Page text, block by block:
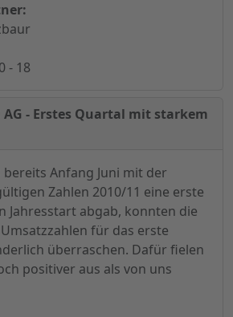
- 18
AG - Erstes Quartal mit starkem
bereits Anfang Juni mit der
Zahlen 2010/11 eine erste
Jahresstart abgab, konnten die
für das erste
überraschen. Dafür fielen
positiver aus als von uns